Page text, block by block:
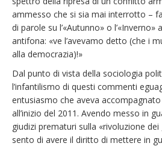
ammesso che si sia mai interrotto –
di parole su l’«Autunno» o
antifona: «ve l’avevamo detto (che i
alla democrazia)!»
Dal punto di vista della sociologia
l’infantilismo di questi commenti
entusiasmo che aveva
all’inizio del 2011. Avendo messo in
giudizi prematuri sulla «rivoluzione
sento di avere il diritto di mettere in